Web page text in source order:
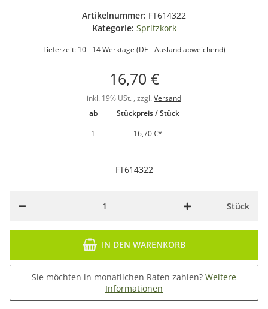
Artikelnummer: FT614322
Kategorie: Spritzkork
Lieferzeit: 10 - 14 Werktage (DE - Ausland abweichend)
16,70 €
inkl. 19% USt. , zzgl. Versand
ab
Stückpreis / Stück
1
16,70 €*
FT614322
Stück
IN DEN WARENKORB
Sie möchten in monatlichen Raten zahlen? Weitere
Informationen